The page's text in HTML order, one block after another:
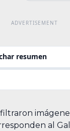
resumen
filtraron
al